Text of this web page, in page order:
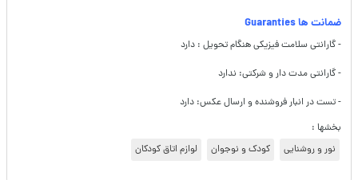
ضمانت ها Guaranties
- گارانتی سلامت فیزیکی هنگام تحویل : دارد
- گارانتی مدت دار و شرکتی: ندارد
- تست در انبار فروشنده و ارسال عکس: دارد
بخشها :
نور و روشنایی
کودک و نوجوان لوازم اتاق کودکان